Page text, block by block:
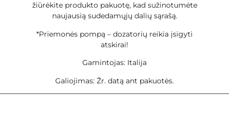
žiūrėkite produkto pakuotę, kad sužinotumėte
naujausią sudedamųjų dalių sąrašą.
*Priemonės pompą – dozatorių reikia įsigyti
atskirai!
Gamintojas: Italija
Galiojimas: Žr. datą ant pakuotės.